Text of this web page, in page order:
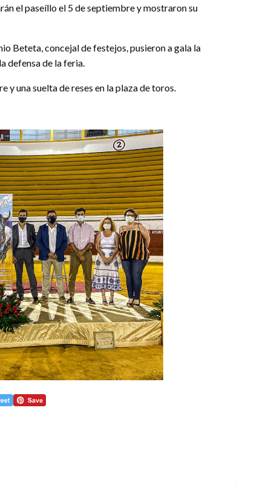
el paseíllo el 5 de septiembre y mostraron su
Beteta, concejal de festejos, pusieron a gala la
defensa de la feria.
y una suelta de reses en la plaza de toros.